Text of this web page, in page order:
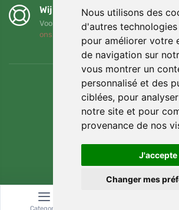
Nous utilisons des
d'autres
pour améliorer votre
de navigation sur
vous montrer un
personnalisé et des
ciblées, pour
notre site et pour
provenance de nos
J'accepte
Changer mes
Wij steunen Trees.org
Voor elke bestelling planten we een
ons